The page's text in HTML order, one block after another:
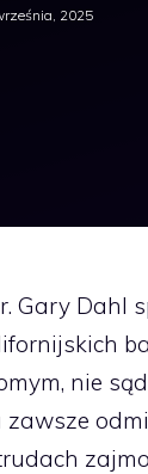
2025
Gary Dahl
nie